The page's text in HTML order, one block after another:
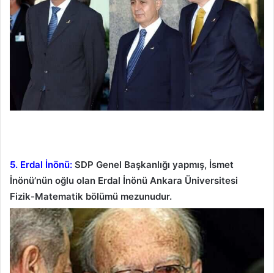
5. Erdal İnönü: SDP Genel Başkanlığı yapmış, İsmet
İnönü’nün oğlu olan Erdal İnönü Ankara Üniversitesi
Fizik-Matematik bölümü mezunudur.